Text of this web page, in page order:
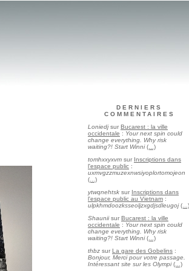
DERNIERS
COMMENTAIRES
Loniedjsur Bucarest : la ville
occidentale : Your next spin could
change everything. Why risk
waiting?! Start Winni (...)
tomhxxyxvm sur Inscriptions dans
l'espace public :
uxmvgzzmuzexnwsiyoplortomojeon
(...)
ytwqnehtsk sur Inscriptions dans
l'espace public au Vietnam :
ulpkhmdoozksseoljzxgdjsdleugoj (...)
Shauniisur Bucarest : la ville
occidentale : Your next spin could
change everything. Why risk
waiting?! Start Winni (...)
thbz sur La gare des Gobelins :
Bonjour, Merci pour votre passage.
Intéressant site sur les Olympi (...)